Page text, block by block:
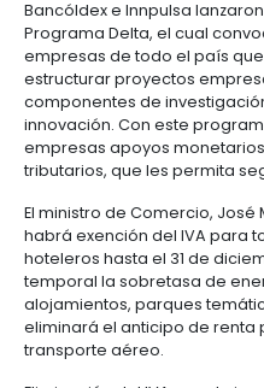
de
zonas
francas
tengan vencimientos
naturaleza podrán no
podrán refinanciar
queden reportados ni
Se puso en
permitirá a muchas
empresas mantener
vigencia de la
En términos
Nacional entregó a
y sectores) un